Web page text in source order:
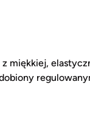
z miękkiej,